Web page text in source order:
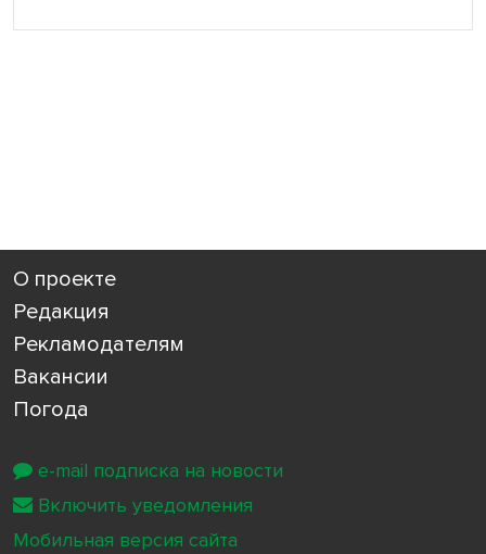
О проекте
Редакция
Рекламодателям
Вакансии
Погода
e-mail подписка на новости
Включить уведомления
Мобильная версия сайта